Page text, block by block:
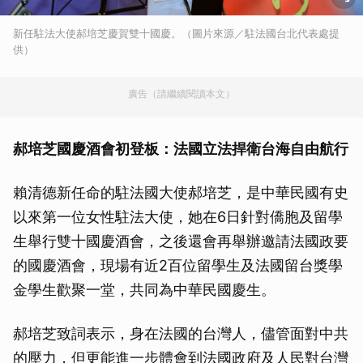
新任駐法大使郝培芝慶賀雙十國慶。（圖片來源／駐法國台北代表處提
供）
廣告（請繼續閱讀本文）
郝培芝國慶酒會初登板：法國立法捍衛台海自由航行
賴清德新任命的駐法國大使郝培芝，是中華民國有史
以來第一位女性駐法大使，她在6日針對僑胞及留學
生舉行雙十國慶酒會，之後還會再舉辦邀請法國政要
的國慶酒會，現場有近2百位留學生及法國留台獎學
金學生歡聚一堂，共同為中華民國慶生。
郝培芝致詞表示，身在法國的台灣人，儘管面對中共
的壓力，但更能進一步體會到法國政府及人民對台灣